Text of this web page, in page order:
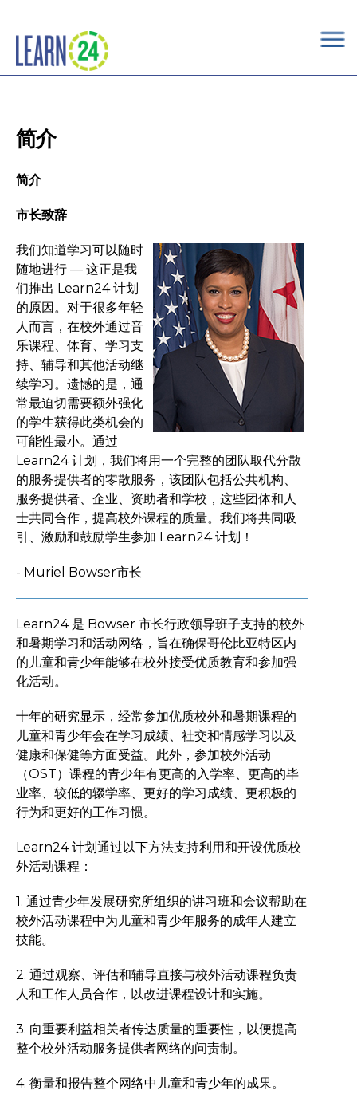
×
简介
简介
市长致辞
我们知道学习可以随时
随地进行 — 这正是我
们推出 Learn24 计划
的原因。对于很多年轻
人而言，在校外通过音
乐课程、体育、学习支
持、辅导和其他活动继
续学习。遗憾的是，通
常最迫切需要额外强化
的学生获得此类机会的
可能性最小。通过
Learn24 计划，我们将用一个完整的团队取代分散
的服务提供者的零散服务，该团队包括公共机构、
服务提供者、企业、资助者和学校，这些团体和人
士共同合作，提高校外课程的质量。我们将共同吸
引、激励和鼓励学生参加 Learn24 计划！
- Muriel Bowser市长
Learn24 是 Bowser 市长行政领导班子支持的校外
和暑期学习和活动网络，旨在确保哥伦比亚特区内
的儿童和青少年能够在校外接受优质教育和参加强
化活动。
十年的研究显示，经常参加优质校外和暑期课程的
儿童和青少年会在学习成绩、社交和情感学习以及
健康和保健等方面受益。此外，参加校外活动
（OST）课程的青少年有更高的入学率、更高的毕
业率、较低的辍学率、更好的学习成绩、更积极的
行为和更好的工作习惯。
Learn24 计划通过以下方法支持利用和开设优质校
外活动课程：
1. 通过青少年发展研究所组织的讲习班和会议帮助在
校外活动课程中为儿童和青少年服务的成年人建立
技能。
2. 通过观察、评估和辅导直接与校外活动课程负责
人和工作人员合作，以改进课程设计和实施。
3. 向重要利益相关者传达质量的重要性，以便提高
整个校外活动服务提供者网络的问责制。
4. 衡量和报告整个网络中儿童和青少年的成果。